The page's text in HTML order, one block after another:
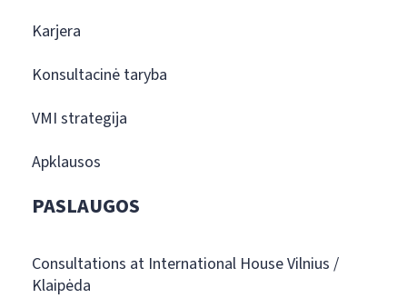
Karjera
Konsultacinė taryba
VMI strategija
Apklausos
PASLAUGOS
Consultations at International House Vilnius /
Klaipėda